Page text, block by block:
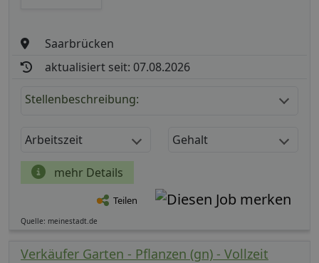
Saarbrücken
aktualisiert seit: 07.08.2026
Stellenbeschreibung:
Arbeitszeit Gehalt
mehr Details
Teilen
Quelle: meinestadt.de
Verkäufer Garten - Pflanzen (gn) - Vollzeit